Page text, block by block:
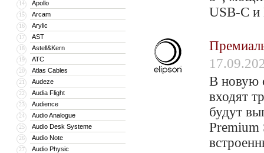
14 Apollo
15 Arcam
16 Arylic
17 AST
18 Astell&Kern
19 ATC
20 Atlas Cables
21 Audeze
22 Audia Flight
23 Audience
24 Audio Analogue
25 Audio Desk Systeme
26 Audio Note
27 Audio Physic
USB-C
В новую
входят
будут
Premium